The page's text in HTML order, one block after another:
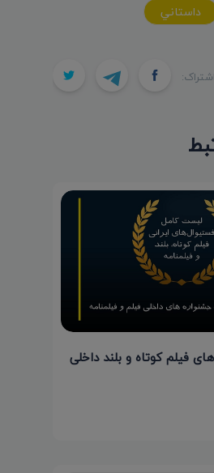
داستاني
اشتراک:
فیلم کوتاه و بلند داخلی